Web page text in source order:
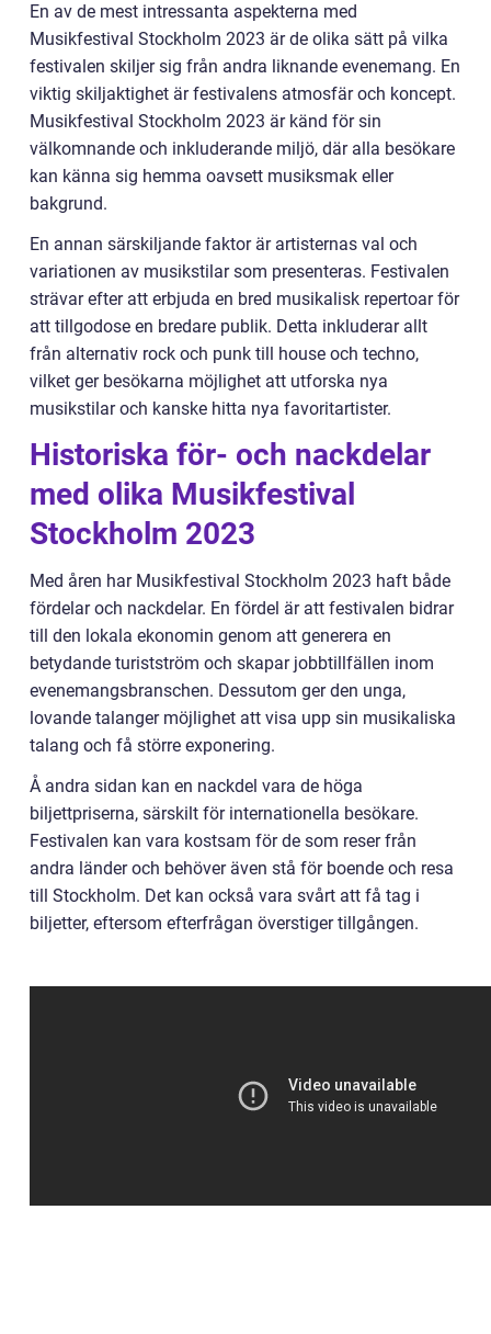
En av de mest intressanta aspekterna med
Musikfestival Stockholm 2023 är de olika sätt på vilka
festivalen skiljer sig från andra liknande evenemang. En
viktig skiljaktighet är festivalens atmosfär och koncept.
Musikfestival Stockholm 2023 är känd för sin
välkomnande och inkluderande miljö, där alla besökare
kan känna sig hemma oavsett musiksmak eller
bakgrund.
En annan särskiljande faktor är artisternas val och
variationen av musikstilar som presenteras. Festivalen
strävar efter att erbjuda en bred musikalisk repertoar för
att tillgodose en bredare publik. Detta inkluderar allt
från alternativ rock och punk till house och techno,
vilket ger besökarna möjlighet att utforska nya
musikstilar och kanske hitta nya favoritartister.
Historiska för- och nackdelar
med olika Musikfestival
Stockholm 2023
Med åren har Musikfestival Stockholm 2023 haft både
fördelar och nackdelar. En fördel är att festivalen bidrar
till den lokala ekonomin genom att generera en
betydande turistström och skapar jobbtillfällen inom
evenemangsbranschen. Dessutom ger den unga,
lovande talanger möjlighet att visa upp sin musikaliska
talang och få större exponering.
Å andra sidan kan en nackdel vara de höga
biljettpriserna, särskilt för internationella besökare.
Festivalen kan vara kostsam för de som reser från
andra länder och behöver även stå för boende och resa
till Stockholm. Det kan också vara svårt att få tag i
biljetter, eftersom efterfrågan överstiger tillgången.